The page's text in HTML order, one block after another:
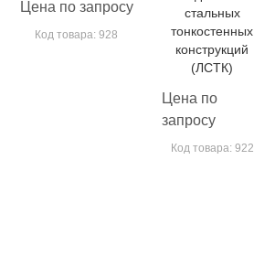
Цена по запросу
Код товара: 928
стальных
тонкостенных
конструкций
(ЛСТК)
Цена по
запросу
Код товара: 922